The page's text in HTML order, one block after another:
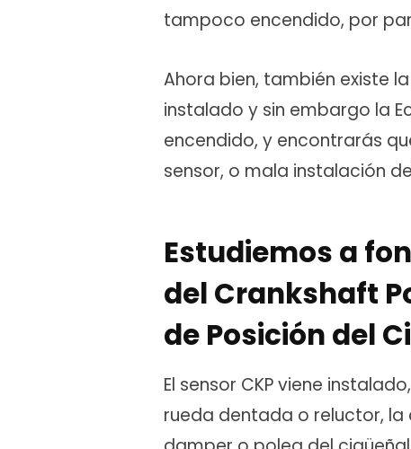
tampoco encendido, por
Ahora bien, también existe
instalado y sin embargo la
encendido, y encontrarás
sensor, o mala instalación
Estudiemos a
del Crankshaft
de Posición del
El sensor CKP viene
rueda dentada o reluctor, la